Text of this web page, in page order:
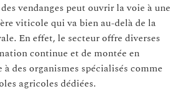
vendanges peut ouvrir la voie à une
viticole qui va bien au-delà de la
En effet, le secteur offre diverses
continue et de montée en
à des organismes spécialisés comme
agricoles dédiées.